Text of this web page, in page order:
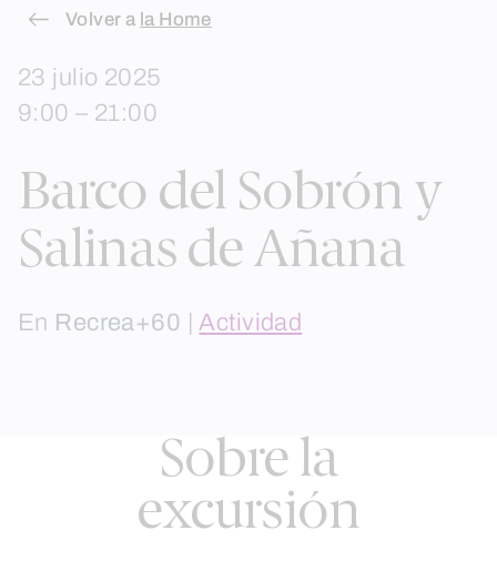
Skip
content
Volver a la Home
23 julio 2025
9:00 – 21:00
Barco del Sobrón y
Salinas de Añana
En Recrea+60 |Actividad
Sobre la
excursión